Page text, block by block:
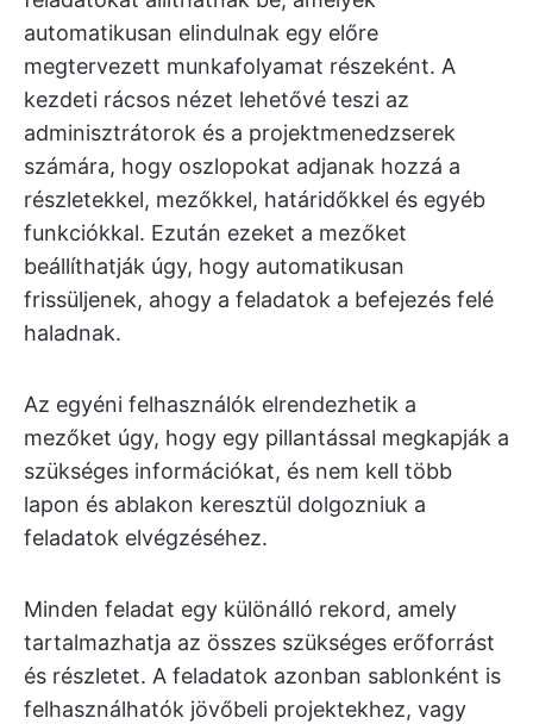
automatikusan elindulnak egy előre
megtervezett munkafolyamat részeként. A
kezdeti rácsos nézet lehetővé teszi az
adminisztrátorok és a projektmenedzserek
számára, hogy oszlopokat adjanak hozzá a
részletekkel, mezőkkel, határidőkkel és egyéb
funkciókkal. Ezután ezeket a mezőket
beállíthatják úgy, hogy automatikusan
frissüljenek, ahogy a feladatok a befejezés felé
haladnak.
Az egyéni felhasználók elrendezhetik a
mezőket úgy, hogy egy pillantással megkapják a
szükséges információkat, és nem kell több
lapon és ablakon keresztül dolgozniuk a
feladatok elvégzéséhez.
Minden feladat egy különálló rekord, amely
tartalmazhatja az összes szükséges erőforrást
és részletet. A feladatok azonban sablonként is
felhasználhatók jövőbeli projektekhez, vagy